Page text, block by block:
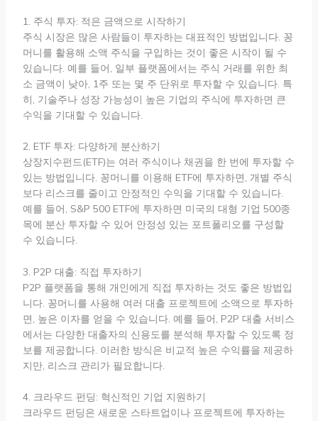
1. 주식 투자: 적은 금액으로 시작하기
주식 시장은 많은 사람들이 투자하는 대표적인 방법입니다. 꽁
머니를 활용해 소액 주식을 구입하는 것이 좋은 시작이 될 수
있습니다. 예를 들어, 일부 플랫폼에서는 주식 거래를 위한 최
소 금액이 낮아, 1주 또는 몇 주 단위로 투자할 수 있습니다. 특
히, 기술주나 성장 가능성이 높은 기업의 주식에 투자하면 큰
수익을 기대할 수 있습니다.
2. ETF 투자: 다양하게 분산하기
상장지수펀드(ETF)는 여러 주식이나 채권을 한 번에 투자할 수
있는 방법입니다. 꽁머니를 이용해 ETF에 투자하면, 개별 주식
보다 리스크를 줄이고 안정적인 수익을 기대할 수 있습니다.
예를 들어, S&P 500 ETF에 투자하면 미국의 대형 기업 500종
목에 분산 투자할 수 있어 안정성 있는 포트폴리오를 구성할
수 있습니다.
3. P2P 대출: 직접 투자하기
P2P 플랫폼을 통해 개인에게 직접 투자하는 것도 좋은 방법입
니다. 꽁머니를 사용해 여러 대출 프로젝트에 소액으로 투자하
면, 높은 이자를 얻을 수 있습니다. 예를 들어, P2P 대출 서비스
에서는 다양한 대출자의 신용도를 분석해 투자할 수 있도록 정
보를 제공합니다. 이러한 방식은 비교적 높은 수익률을 제공하
지만, 리스크 관리가 필요합니다.
4. 크라우드 펀딩: 혁신적인 기업 지원하기
크라우드 펀딩은 새로운 스타트업이나 프로젝트에 투자하는